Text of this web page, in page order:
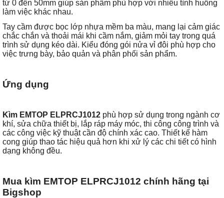
từ 0 đến 50mm giúp sản phẩm phù hợp với nhiều tình huống
làm việc khác nhau.
Tay cầm được bọc lớp nhựa mềm ba màu, mang lại cảm giác
chắc chắn và thoải mái khi cầm nắm, giảm mỏi tay trong quá
trình sử dụng kéo dài. Kiểu đóng gói nửa vỉ đôi phù hợp cho
việc trưng bày, bảo quản và phân phối sản phẩm.
Ứng dụng
Kìm EMTOP ELPRCJ1012 phù hợp sử dụng trong ngành cơ
khí, sửa chữa thiết bị, lắp ráp máy móc, thi công công trình và
các công việc kỹ thuật cần độ chính xác cao. Thiết kế hàm
cong giúp thao tác hiệu quả hơn khi xử lý các chi tiết có hình
dạng không đều.
Mua kìm EMTOP ELPRCJ1012 chính hãng tại
Bigshop